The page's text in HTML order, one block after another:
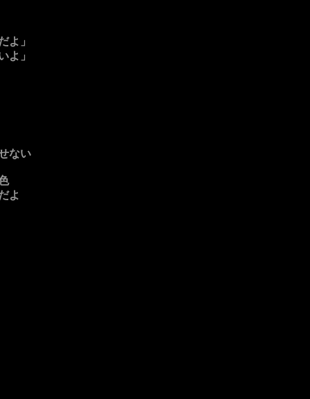
よ」
よ」
ない
よ